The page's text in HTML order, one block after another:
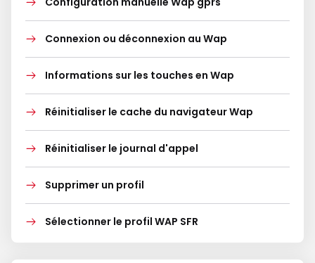
Connexion ou déconnexion au Wap
Informations sur les touches en Wap
Réinitialiser le cache du navigateur Wap
Réinitialiser le journal d'appel
Supprimer un profil
Sélectionner le profil WAP SFR